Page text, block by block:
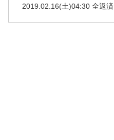
2019.02.16(土)04:30 全返済